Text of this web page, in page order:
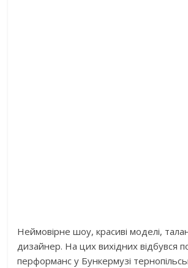
Неймовірне шоу, красиві моделі,
дизайнер. На цих вихідних відбувся
перформанс у Бункермузі